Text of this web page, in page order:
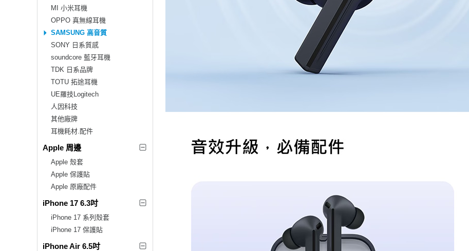
MI 小米耳機
OPPO 真無線耳機
SAMSUNG 高音質
SONY 日系質感
soundcore 藍牙耳機
TDK 日系品牌
TOTU 拓途耳機
UE羅技Logitech
人因科技
其他廠牌
耳機耗材.配件
Apple 周邊
Apple 殼套
Apple 保護貼
Apple 原廠配件
iPhone 17 6.3吋
iPhone 17 系列殼套
iPhone 17 保護貼
iPhone Air 6.5吋